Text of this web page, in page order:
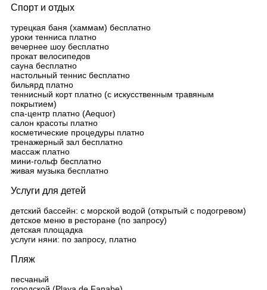
Спорт и отдых
турецкая баня (хаммам) бесплатно
уроки тенниса платно
вечернее шоу бесплатно
прокат велосипедов
сауна бесплатно
настольный теннис бесплатно
бильярд платно
теннисный корт платно (с искусственным травяным
покрытием)
спа-центр платно (Aequor)
салон красоты платно
косметические процедуры платно
тренажерный зал бесплатно
массаж платно
мини-гольф бесплатно
живая музыка бесплатно
Услуги для детей
детский бассейн: с морской водой (открытый с подогревом)
детское меню в ресторане (по запросу)
детская площадка
услуги няни: по запросу, платно
Пляж
песчаный